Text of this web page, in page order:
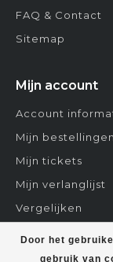
Door het
gebruik van
FAQ & Contact
Sitemap
Mijn account
Account
Mijn bestellingen
Mijn tickets
Mijn verlanglijst
Vergelijken